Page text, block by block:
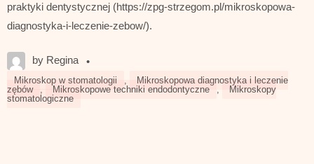
praktyki dentystycznej (https://zpg-strzegom.pl/mikroskopowa-
diagnostyka-i-leczenie-zebow/).
by Regina •
Mikroskop w stomatologii ,
Mikroskopowa diagnostyka i leczenie
zębów
, Mikroskopowe techniki endodontyczne ,
Mikroskopy
stomatologiczne